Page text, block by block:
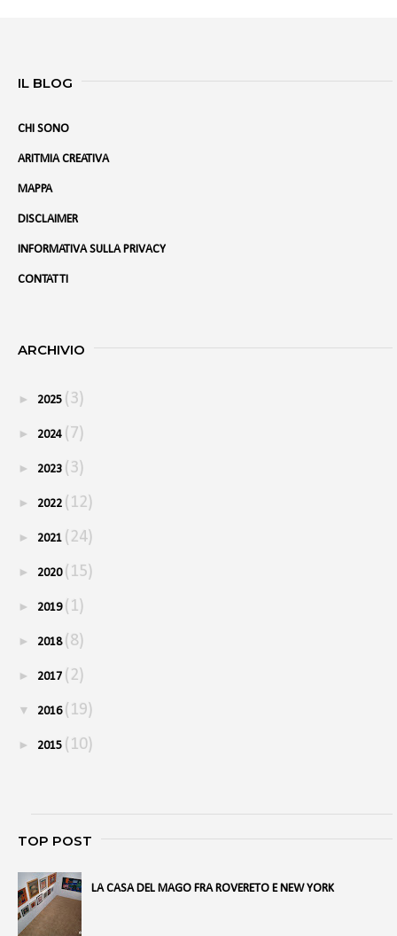
IL BLOG
CHI SONO
ARITMIA CREATIVA
MAPPA
DISCLAIMER
INFORMATIVA SULLA PRIVACY
CONTATTI
ARCHIVIO
► 2025 (3)
► 2024 (7)
► 2023 (3)
► 2022 (12)
► 2021 (24)
► 2020 (15)
► 2019 (1)
► 2018 (8)
► 2017 (2)
▼ 2016 (19)
► 2015 (10)
TOP POST
LA CASA DEL MAGO FRA ROVERETO E NEW YORK